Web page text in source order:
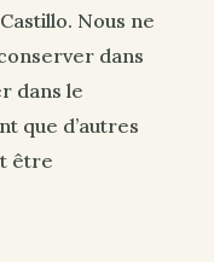
Nous ne
dans
dans le
que d’autres
être